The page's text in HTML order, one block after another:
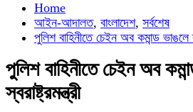
Home
আইন-আদালত, বাংলাদেশ, সর্বশেষ
পুলিশ বাহিনীতে চেইন অব কমান্ড ভাঙলে
পুলিশ বাহিনীতে চেইন অব
স্বরাষ্ট্রমন্ত্রী